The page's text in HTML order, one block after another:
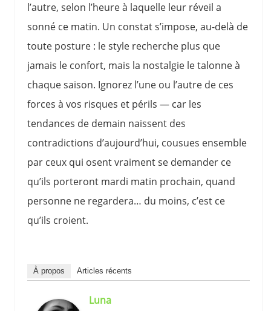
l’autre, selon l’heure à laquelle leur réveil a
sonné ce matin. Un constat s’impose, au-delà de
toute posture : le style recherche plus que
jamais le confort, mais la nostalgie le talonne à
chaque saison. Ignorez l’une ou l’autre de ces
forces à vos risques et périls — car les
tendances de demain naissent des
contradictions d’aujourd’hui, cousues ensemble
par ceux qui osent vraiment se demander ce
qu’ils porteront mardi matin prochain, quand
personne ne regardera… du moins, c’est ce
qu’ils croient.
À propos Articles récents
Luna